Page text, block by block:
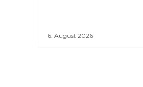
6. August 2026